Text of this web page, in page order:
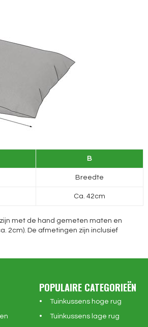
B
Breedte
Ca. 42cm
met de hand gemeten maten en
2cm). De afmetingen zijn inclusief
POPULAIRE CATEGORIEËN
Tuinkussens hoge rug
Tuinkussens lage rug